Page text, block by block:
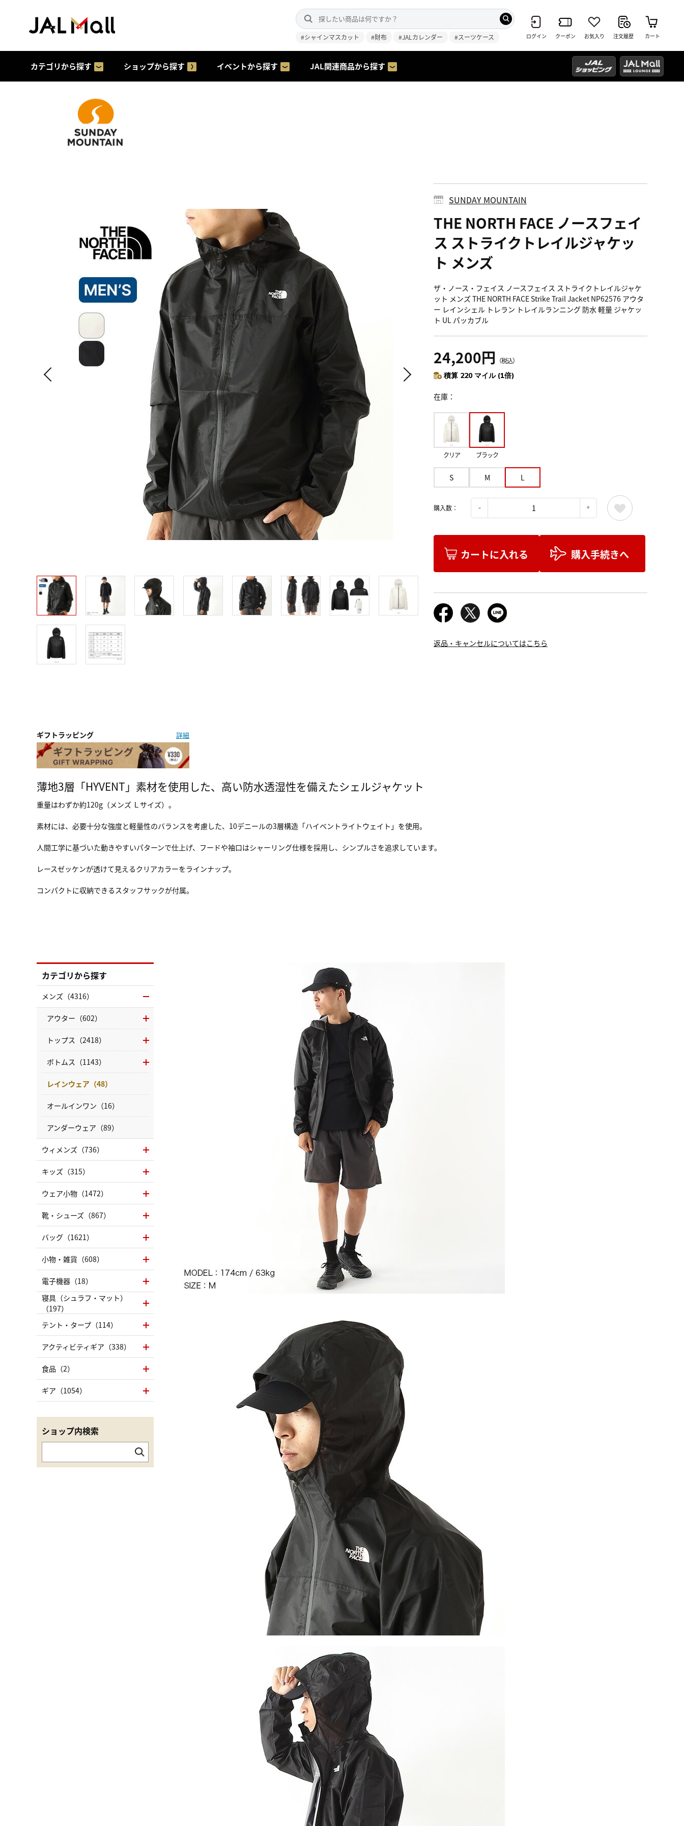
#シャインマスカット #財布 #JALカレンダー #スーツケース ログイン クーポン お気入り 注文履歴 カート
カテゴリから探す ショップから探す イベントから探す JAL関連商品から探す
SUNDAY MOUNTAIN
THE NORTH FACE ノースフェイ
ス ストライクトレイルジャケッ
ト メンズ
ザ・ノース・フェイス ノースフェイス ストライクトレイルジャケ
ット メンズ THE NORTH FACE Strike Trail Jacket NP62576 アウタ
ー レインシェル トレラン トレイルランニング 防水 軽量 ジャケッ
ト UL パッカブル
24,200円 （税込）
積算 220 マイル (1倍)
在庫
クリア ブラック
S M L
購入数：
カートに入れる 購入手続きへ
返品・キャンセルについてはこちら
ギフトラッピング 詳細
薄地3層「HYVENT」素材を使用した、高い防水透湿性を備えたシェルジャケット
重量はわずか約120g（メンズ Ｌサイズ）。
素材には、必要十分な強度と軽量性のバランスを考慮した、10デニールの3層構造「ハイベントライトウェイト」を使用。
人間工学に基づいた動きやすいパターンで仕上げ、フードや袖口はシャーリング仕様を採用し、シンプルさを追求しています。
レースゼッケンが透けて見えるクリアカラーをラインナップ。
コンパクトに収納できるスタッフサックが付属。
カテゴリから探す
メンズ（4316）
アウター（602）
トップス（2418）
ボトムス（1143）
レインウェア（48）
オールインワン（16）
アンダーウェア（89）
ウィメンズ（736）
キッズ（315）
ウェア小物（1472）
靴・シューズ（867）
バッグ（1621）
小物・雑貨（608）
電子機器（18）
寝具（シュラフ・マット）
（197）
テント・タープ（114）
アクティビティギア（338）
食品（2）
ギア（1054）
ショップ内検索